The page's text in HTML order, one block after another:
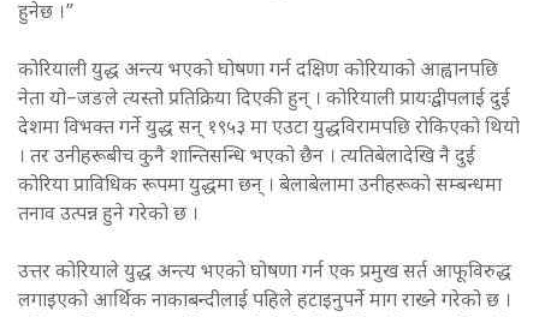
हुनेछ ।”
कोरियाली युद्ध अन्त्य भएको घोषणा गर्न दक्षिण कोरियाको आह्वानपछि
नेता यो–जङले त्यस्तो प्रतिक्रिया दिएकी हुन् । कोरियाली प्रायःद्वीपलाई दुई
देशमा विभक्त गर्ने युद्ध सन् १९५३ मा एउटा युद्धविरामपछि रोकिएको थियो
। तर उनीहरूबीच कुनै शान्तिसन्धि भएको छैन । त्यतिबेलादेखि नै दुई
कोरिया प्राविधिक रूपमा युद्धमा छन् । बेलाबेलामा उनीहरूको सम्बन्धमा
तनाव उत्पन्न हुने गरेको छ ।
उत्तर कोरियाले युद्ध अन्त्य भएको घोषणा गर्न एक प्रमुख सर्त आफूविरुद्ध
लगाइएको आर्थिक नाकाबन्दीलाई पहिले हटाइनुपर्ने माग राख्ने गरेको छ ।